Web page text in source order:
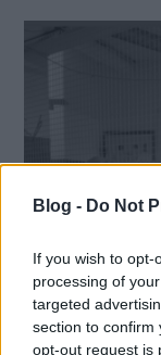
Blog - Do Not
If you wish to
processing of
targeted
section to confirm
opt-out request is